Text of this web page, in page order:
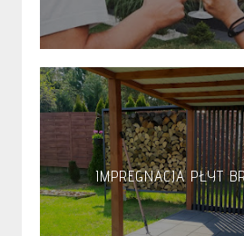
IMPREGNACJA PŁYT